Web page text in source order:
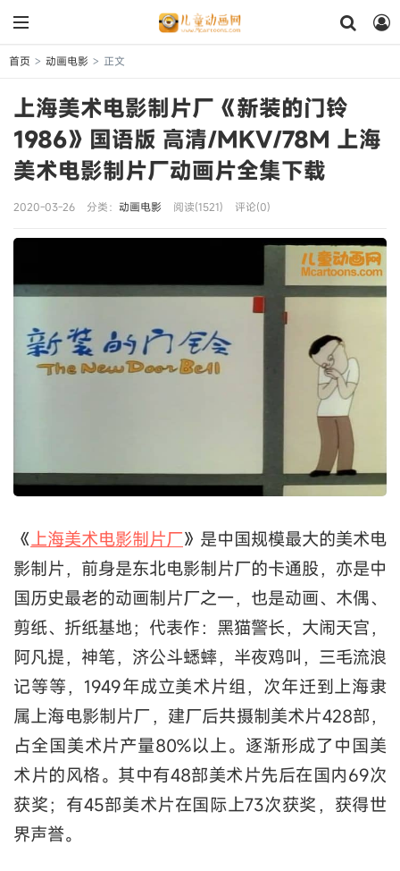
首页 > 动画电影 > 正文
上海美术电影制片厂《新装的门铃
1986》国语版 高清/MKV/78M 上海
美术电影制片厂动画片全集下载
2020-03-26 分类： 动画电影 阅读(1521) 评论(0)
《上海美术电影制片厂》是中国规模最大的美术电
影制片，前身是东北电影制片厂的卡通股，亦是中
国历史最老的动画制片厂之一，也是动画、木偶、
剪纸、折纸基地；代表作：黑猫警长，大闹天宫，
阿凡提，神笔，济公斗蟋蟀，半夜鸡叫，三毛流浪
记等等，1949年成立美术片组，次年迁到上海隶
属上海电影制片厂，建厂后共摄制美术片428部，
占全国美术片产量80%以上。逐渐形成了中国美
术片的风格。其中有48部美术片先后在国内69次
获奖；有45部美术片在国际上73次获奖，获得世
界声誉。